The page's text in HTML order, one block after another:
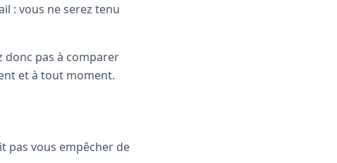
: vous ne serez tenu
donc pas à comparer
et à tout moment.
pas vous empêcher de